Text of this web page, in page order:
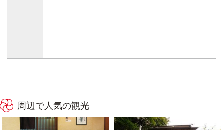
周辺で人気の観光